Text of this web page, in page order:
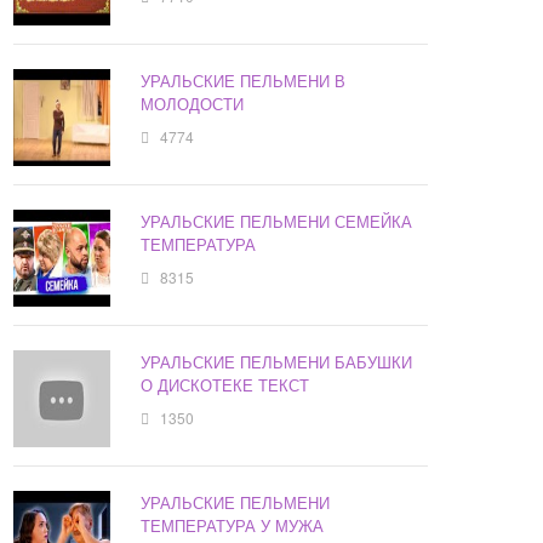
УРАЛЬСКИЕ ПЕЛЬМЕНИ В
МОЛОДОСТИ
4774
УРАЛЬСКИЕ ПЕЛЬМЕНИ СЕМЕЙКА
ТЕМПЕРАТУРА
8315
УРАЛЬСКИЕ ПЕЛЬМЕНИ БАБУШКИ
О ДИСКОТЕКЕ ТЕКСТ
1350
УРАЛЬСКИЕ ПЕЛЬМЕНИ
ТЕМПЕРАТУРА У МУЖА